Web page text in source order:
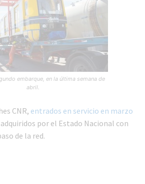
embarque, en la última semana de
abril.
CNR, entrados en servicio en marzo
por el Estado Nacional con
de la red.